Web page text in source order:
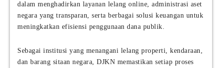
dalam menghadirkan layanan lelang online, administrasi aset
negara yang transparan, serta berbagai solusi keuangan untuk
meningkatkan efisiensi penggunaan dana publik.
Sebagai institusi yang menangani lelang properti, kendaraan,
dan barang sitaan negara, DJKN memastikan setiap proses